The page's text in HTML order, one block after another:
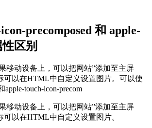
precomposed 和 apple-
区别
移动设备上，可以把网站”添加至主屏
可以在HTML中自定义设置图片。可以使
apple-touch-icon-precom
移动设备上，可以把网站”添加至主屏
可以在HTML中自定义设置图片。